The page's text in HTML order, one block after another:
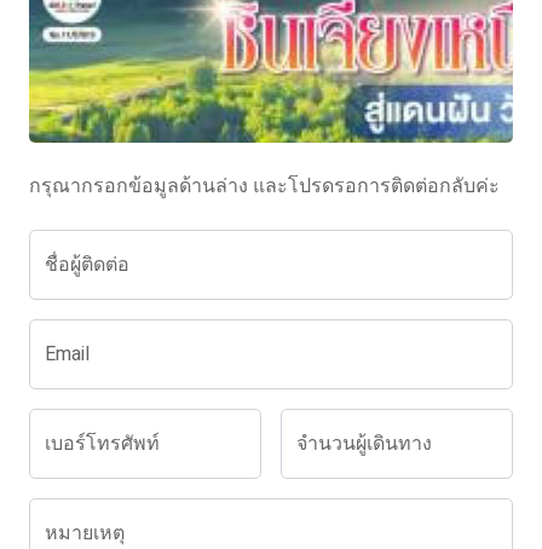
กรุณากรอกข้อมูลด้านล่าง และโปรดรอการติดต่อกลับค่ะ
ชื่อผู้ติดต่อ
Email
เบอร์โทรศัพท์ จำนวนผู้เดินทาง
หมายเหตุ